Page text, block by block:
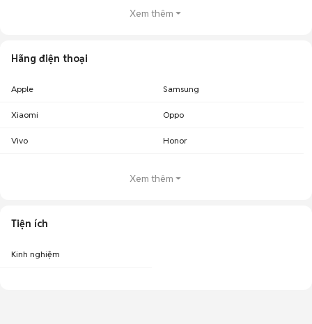
Xem thêm
Hãng điện thoại
Apple Samsung
Xiaomi Oppo
Vivo Honor
Xem thêm
Tiện ích
Kinh nghiệm